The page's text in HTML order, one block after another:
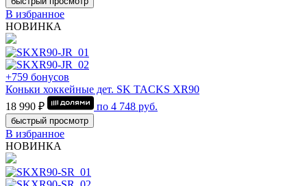
В избранное
НОВИНКА
+759 бонусов
Коньки хоккейные дет. SK TACKS XR90
18 990 ₽
по 4 748 руб.
быстрый просмотр
В избранное
НОВИНКА